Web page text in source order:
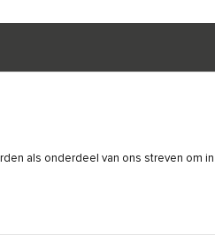
als onderdeel van ons streven om in